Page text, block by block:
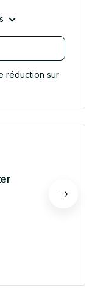
réduction sur